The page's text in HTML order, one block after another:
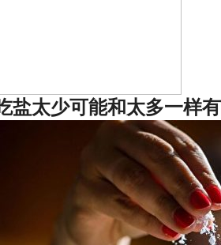
盐太少可能和太多一样